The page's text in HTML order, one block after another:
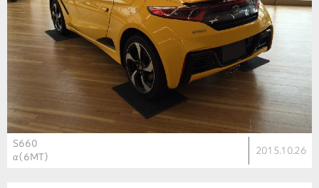
S660
α（6MT）
2015.10.26